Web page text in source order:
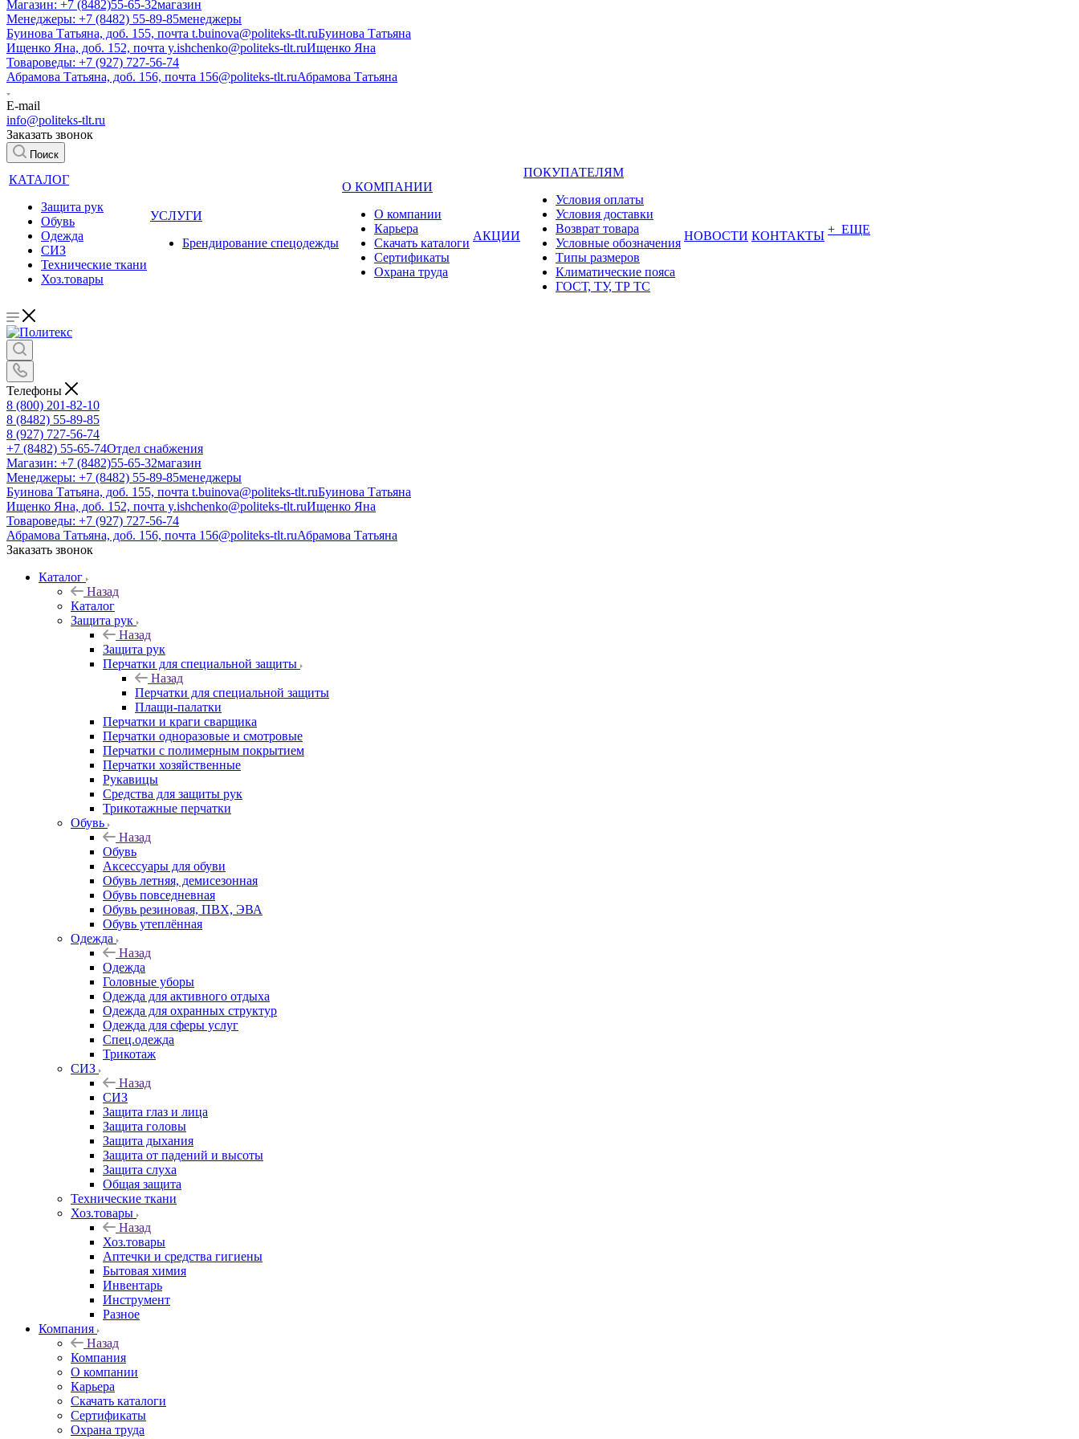
Магазин: +7 (8482)55-65-32магазин
Менеджеры: +7 (8482) 55-89-85менеджеры
Буинова Татьяна, доб. 155, почта t.buinova@politeks-tlt.ruБуинова Татьяна
Ищенко Яна, доб. 152, почта y.ishchenko@politeks-tlt.ruИщенко Яна
Товароведы: +7 (927) 727-56-74
Абрамова Татьяна, доб. 156, почта 156@politeks-tlt.ruАбрамова Татьяна
E-mail
info@politeks-tlt.ru
Заказать звонок
Поиск
КАТАЛОГ
Защита рук
Обувь
Одежда
СИЗ
Технические ткани
Хоз.товары
УСЛУГИ
Брендирование спецодежды
О КОМПАНИИ
О компании
Карьера
Cкачать каталоги
Сертификаты
Охрана труда
АКЦИИ
ПОКУПАТЕЛЯМ
Условия оплаты
Условия доставки
Возврат товара
Условные обозначения
Типы размеров
Климатические пояса
ГОСТ, ТУ, ТР ТС
НОВОСТИ КОНТАКТЫ + ЕЩЕ
Телефоны
8 (800) 201-82-10
8 (8482) 55-89-85
8 (927) 727-56-74
+7 (8482) 55-65-74Отдел снабжения
Магазин: +7 (8482)55-65-32магазин
Менеджеры: +7 (8482) 55-89-85менеджеры
Буинова Татьяна, доб. 155, почта t.buinova@politeks-tlt.ruБуинова Татьяна
Ищенко Яна, доб. 152, почта y.ishchenko@politeks-tlt.ruИщенко Яна
Товароведы: +7 (927) 727-56-74
Абрамова Татьяна, доб. 156, почта 156@politeks-tlt.ruАбрамова Татьяна
Заказать звонок
Каталог
Назад
Каталог
Защита рук
Назад
Защита рук
Перчатки для специальной защиты
Назад
Перчатки для специальной защиты
Плащи-палатки
Перчатки и краги сварщика
Перчатки одноразовые и смотровые
Перчатки с полимерным покрытием
Перчатки хозяйственные
Рукавицы
Средства для защиты рук
Трикотажные перчатки
Обувь
Назад
Обувь
Аксессуары для обуви
Обувь летняя, демисезонная
Обувь повседневная
Обувь резиновая, ПВХ, ЭВА
Обувь утеплённая
Одежда
Назад
Одежда
Головные уборы
Одежда для активного отдыха
Одежда для охранных структур
Одежда для сферы услуг
Спец.одежда
Трикотаж
СИЗ
Назад
СИЗ
Защита глаз и лица
Защита головы
Защита дыхания
Защита от падений и высоты
Защита слуха
Общая защита
Технические ткани
Хоз.товары
Назад
Хоз.товары
Аптечки и средства гигиены
Бытовая химия
Инвентарь
Инструмент
Разное
Компания
Назад
Компания
О компании
Карьера
Cкачать каталоги
Сертификаты
Охрана труда